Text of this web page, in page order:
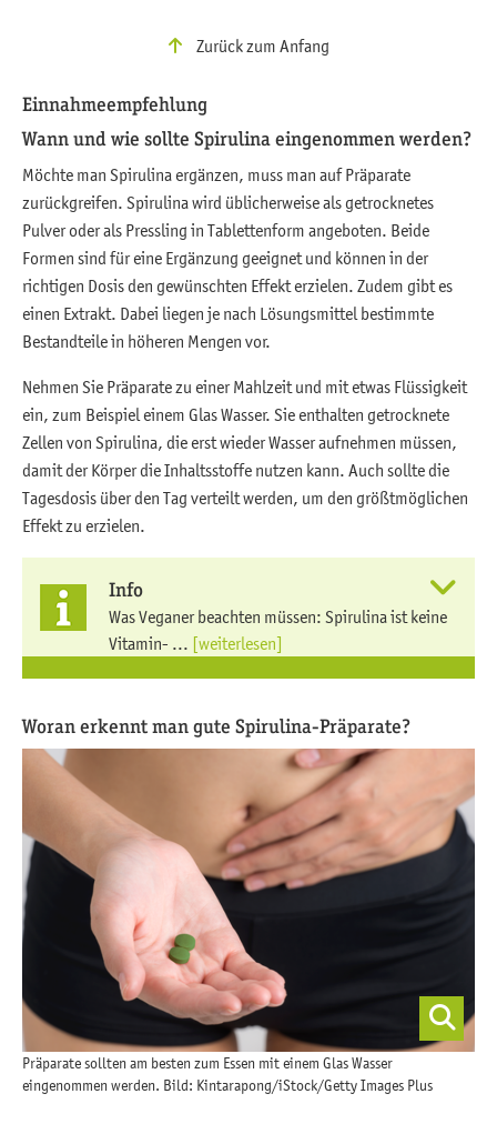
Zurück zum Anfang
Einnahmeempfehlung
Wann und wie sollte Spirulina eingenommen werden?
Möchte man Spirulina ergänzen, muss man auf Präparate
zurückgreifen. Spirulina wird üblicherweise als getrocknetes
Pulver oder als Pressling in Tablettenform angeboten. Beide
Formen sind für eine Ergänzung geeignet und können in der
richtigen Dosis den gewünschten Effekt erzielen. Zudem gibt es
einen Extrakt. Dabei liegen je nach Lösungsmittel bestimmte
Bestandteile in höheren Mengen vor.
Nehmen Sie Präparate zu einer Mahlzeit und mit etwas Flüssigkeit
ein, zum Beispiel einem Glas Wasser. Sie enthalten getrocknete
Zellen von Spirulina, die erst wieder Wasser aufnehmen müssen,
damit der Körper die Inhaltsstoffe nutzen kann. Auch sollte die
Tagesdosis über den Tag verteilt werden, um den größtmöglichen
Effekt zu erzielen.
Info
Was Veganer beachten müssen: Spirulina ist keine
Vitamin- ... [weiterlesen]
Woran erkennt man gute Spirulina-Präparate?
Präparate sollten am besten zum Essen mit einem Glas Wasser
eingenommen werden. Bild: Kintarapong/iStock/Getty Images Plus